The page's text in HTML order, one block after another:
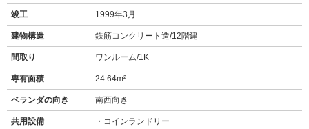
竣工 1999年3月
建物構造 鉄筋コンクリート造/12階建
間取り ワンルーム/1K
専有面積 24.64m²
ベランダの向き 南西向き
共用設備
コインランドリー